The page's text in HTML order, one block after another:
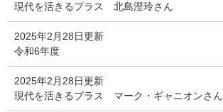
現代を活きるプラス 北島澄玲さん
2025年2月28日更新
令和6年度
2025年2月28日更新
現代を活きるプラス マーク・ギャニオンさん